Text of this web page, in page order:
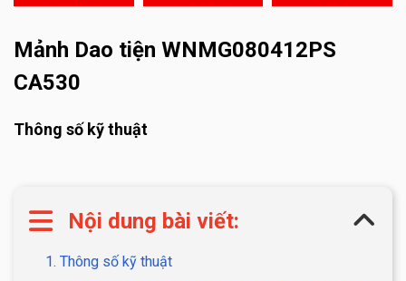
Mảnh Dao tiện WNMG080412PS
CA530
Thông số kỹ thuật
Nội dung bài viết:
1. Thông số kỹ thuật